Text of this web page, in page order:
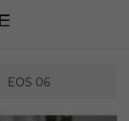
EOS 06